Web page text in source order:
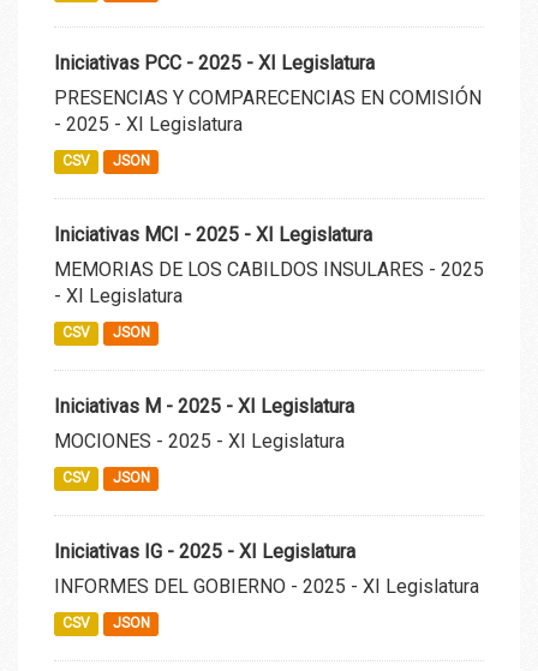
Iniciativas PCC - 2025 - XI Legislatura
PRESENCIAS Y COMPARECENCIAS EN COMISIÓN
- 2025 - XI Legislatura
CSV JSON
Iniciativas MCI - 2025 - XI Legislatura
MEMORIAS DE LOS CABILDOS INSULARES - 2025
- XI Legislatura
CSV JSON
Iniciativas M - 2025 - XI Legislatura
MOCIONES - 2025 - XI Legislatura
CSV JSON
Iniciativas IG - 2025 - XI Legislatura
INFORMES DEL GOBIERNO - 2025 - XI Legislatura
CSV JSON